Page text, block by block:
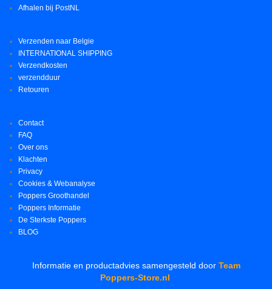
Afhalen bij PostNL
Verzenden naar Belgie
INTERNATIONAL SHIPPING
Verzendkosten
verzendduur
Retouren
Contact
FAQ
Over ons
Klachten
Privacy
Cookies & Webanalyse
Poppers Groothandel
Poppers Informatie
De Sterkste Poppers
BLOG
Informatie en productadvies samengesteld door Team
Poppers-Store.nl